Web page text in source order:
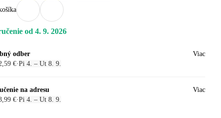
od 4. 9. 2026
odber
€·Pi 4. – Ut 8. 9.
Viac
na adresu
€·Pi 4. – Ut 8. 9.
Viac